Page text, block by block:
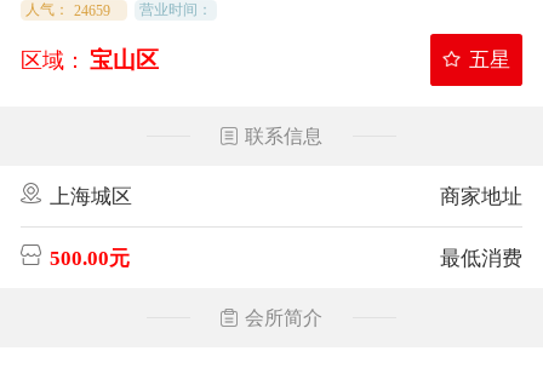
人气： 24659 营业时间：
区域： 宝山区 五星
联系信息
上海城区 商家地址
500.00元 最低消费
会所简介